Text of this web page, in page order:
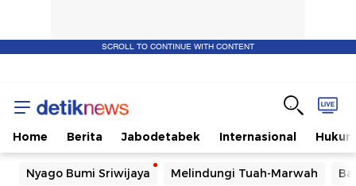
SCROLL TO CONTINUE WITH CONTENT
Home Berita Jabodetabek Internasional Hukum
Nyago Bumi Sriwijaya Melindungi Tuah-Marwah